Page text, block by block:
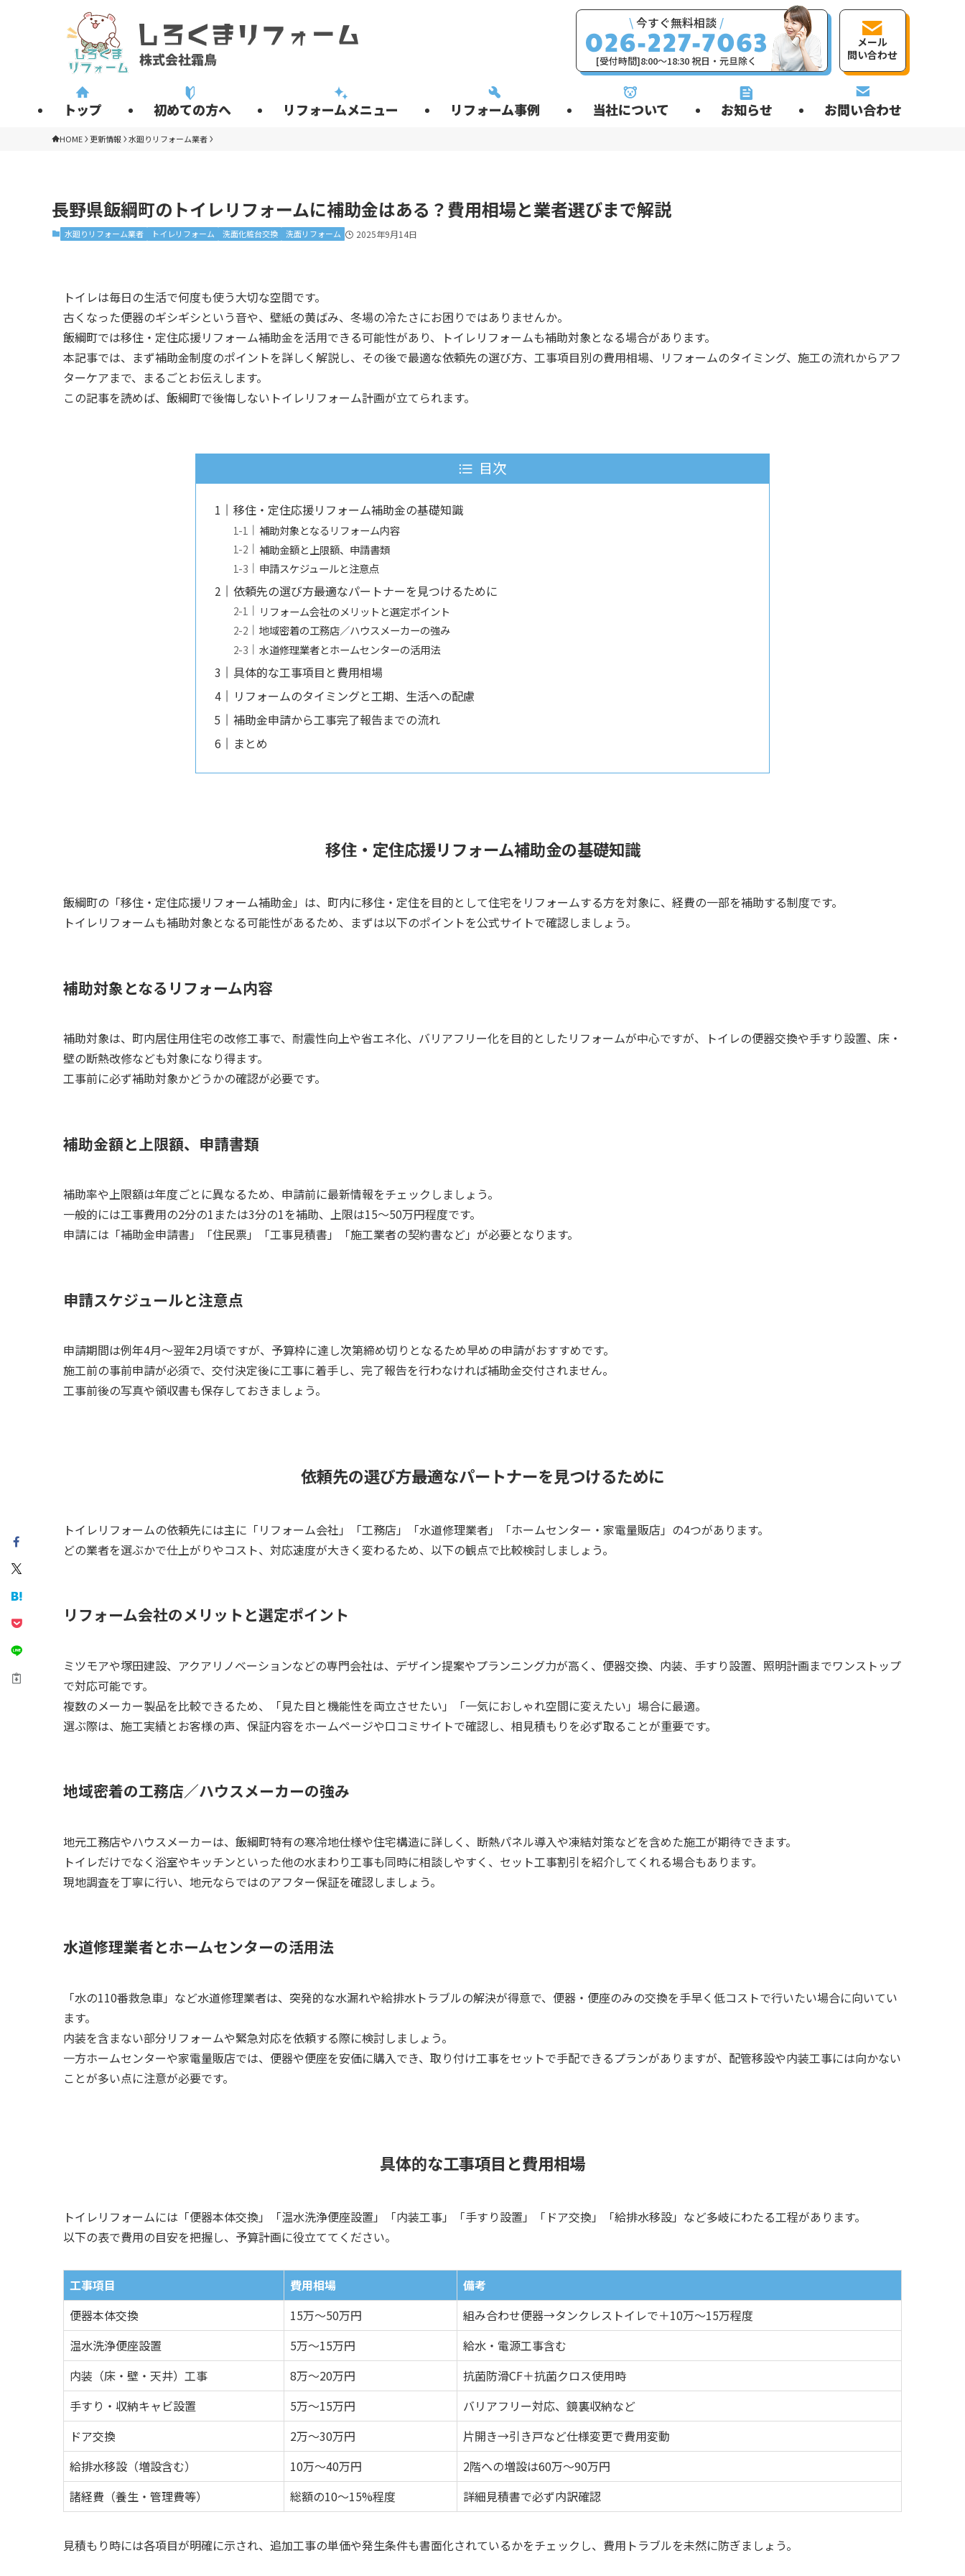
トップ 初めての方へ リフォームメニュー リフォーム事例 当社について お知らせ お問い合わせ
\今すぐ無料相談 /
[受付時間]8:00〜18:30 祝日・元旦除く
メール
問い合わせ
HOME 更新情報 水廻りリフォーム業者
長野県飯綱町のトイレリフォームに補助金はある？費用相場と業者選びまで解説
水廻りリフォーム業者 トイレリフォーム 洗面化粧台交換 洗面リフォーム 2025年9月14日
トイレは毎日の生活で何度も使う大切な空間です。
古くなった便器のギシギシという音や、壁紙の黄ばみ、冬場の冷たさにお困りではありませんか。
飯綱町では移住・定住応援リフォーム補助金を活用できる可能性があり、トイレリフォームも補助対象となる場合があります。
本記事では、まず補助金制度のポイントを詳しく解説し、その後で最適な依頼先の選び方、工事項目別の費用相場、リフォームのタイミング、施工の流れからアフ
ターケアまで、まるごとお伝えします。
この記事を読めば、飯綱町で後悔しないトイレリフォーム計画が立てられます。
目次
移住・定住応援リフォーム補助金の基礎知識
補助対象となるリフォーム内容
補助金額と上限額、申請書類
申請スケジュールと注意点
依頼先の選び方――最適なパートナーを見つけるために
リフォーム会社のメリットと選定ポイント
地域密着の工務店／ハウスメーカーの強み
水道修理業者とホームセンターの活用法
具体的な工事項目と費用相場
リフォームのタイミングと工期、生活への配慮
補助金申請から工事完了報告までの流れ
まとめ
移住・定住応援リフォーム補助金の基礎知識
飯綱町の「移住・定住応援リフォーム補助金」は、町内に移住・定住を目的として住宅をリフォームする方を対象に、経費の一部を補助する制度です。
トイレリフォームも補助対象となる可能性があるため、まずは以下のポイントを公式サイトで確認しましょう。
補助対象となるリフォーム内容
補助対象は、町内居住用住宅の改修工事で、耐震性向上や省エネ化、バリアフリー化を目的としたリフォームが中心ですが、トイレの便器交換や手すり設置、床・
壁の断熱改修なども対象になり得ます。
工事前に必ず補助対象かどうかの確認が必要です。
補助金額と上限額、申請書類
補助率や上限額は年度ごとに異なるため、申請前に最新情報をチェックしましょう。
一般的には工事費用の2分の1または3分の1を補助、上限は15～50万円程度です。
申請には「補助金申請書」「住民票」「工事見積書」「施工業者の契約書など」が必要となります。
申請スケジュールと注意点
申請期間は例年4月～翌年2月頃ですが、予算枠に達し次第締め切りとなるため早めの申請がおすすめです。
施工前の事前申請が必須で、交付決定後に工事に着手し、完了報告を行わなければ補助金交付されません。
工事前後の写真や領収書も保存しておきましょう。
依頼先の選び方――最適なパートナーを見つけるために
トイレリフォームの依頼先には主に「リフォーム会社」「工務店」「水道修理業者」「ホームセンター・家電量販店」の4つがあります。
どの業者を選ぶかで仕上がりやコスト、対応速度が大きく変わるため、以下の観点で比較検討しましょう。
リフォーム会社のメリットと選定ポイント
ミツモアや塚田建設、アクアリノベーションなどの専門会社は、デザイン提案やプランニング力が高く、便器交換、内装、手すり設置、照明計画までワンストップ
で対応可能です。
複数のメーカー製品を比較できるため、「見た目と機能性を両立させたい」「一気におしゃれ空間に変えたい」場合に最適。
選ぶ際は、施工実績とお客様の声、保証内容をホームページや口コミサイトで確認し、相見積もりを必ず取ることが重要です。
地域密着の工務店／ハウスメーカーの強み
地元工務店やハウスメーカーは、飯綱町特有の寒冷地仕様や住宅構造に詳しく、断熱パネル導入や凍結対策などを含めた施工が期待できます。
トイレだけでなく浴室やキッチンといった他の水まわり工事も同時に相談しやすく、セット工事割引を紹介してくれる場合もあります。
現地調査を丁寧に行い、地元ならではのアフター保証を確認しましょう。
水道修理業者とホームセンターの活用法
「水の110番救急車」など水道修理業者は、突発的な水漏れや給排水トラブルの解決が得意で、便器・便座のみの交換を手早く低コストで行いたい場合に向いてい
ます。
内装を含まない部分リフォームや緊急対応を依頼する際に検討しましょう。
一方ホームセンターや家電量販店では、便器や便座を安価に購入でき、取り付け工事をセットで手配できるプランがありますが、配管移設や内装工事には向かない
ことが多い点に注意が必要です。
具体的な工事項目と費用相場
トイレリフォームには「便器本体交換」「温水洗浄便座設置」「内装工事」「手すり設置」「ドア交換」「給排水移設」など多岐にわたる工程があります。
以下の表で費用の目安を把握し、予算計画に役立ててください。
工事項目 費用相場
備考
便器本体交換
15万～50万円
組み合わせ便器→タンクレストイレで＋10万～15万程度
温水洗浄便座設置
5万～15万円
給水・電源工事含む
内装（床・壁・天井）工事
8万～20万円
抗菌防滑CF＋抗菌クロス使用時
手すり・収納キャビ設置
5万～15万円
バリアフリー対応、鏡裏収納など
ドア交換
2万～30万円
片開き→引き戸など仕様変更で費用変動
給排水移設（増設含む）
10万～40万円
2階への増設は60万～90万円
諸経費（養生・管理費等）
総額の10～15%程度 詳細見積書で必ず内訳確認
見積もり時には各項目が明確に示され、追加工事の単価や発生条件も書面化されているかをチェックし、費用トラブルを未然に防ぎましょう。